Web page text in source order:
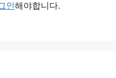
인해야합니다.